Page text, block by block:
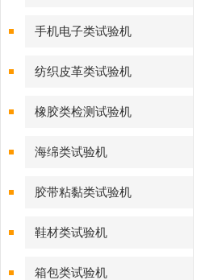
手机电子类试验机
纺织皮革类试验机
橡胶类检测试验机
海绵类试验机
胶带粘黏类试验机
鞋材类试验机
箱包类试验机